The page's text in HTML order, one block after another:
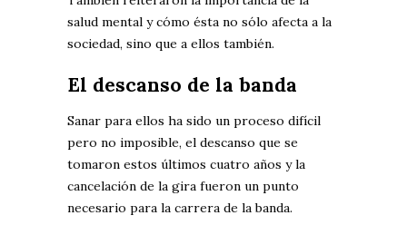
salud mental y cómo ésta no sólo afecta a la
sociedad, sino que a ellos también.
El descanso de la banda
Sanar para ellos ha sido un proceso difícil
pero no imposible, el descanso que se
tomaron estos últimos cuatro años y la
cancelación de la gira fueron un punto
necesario para la carrera de la banda.